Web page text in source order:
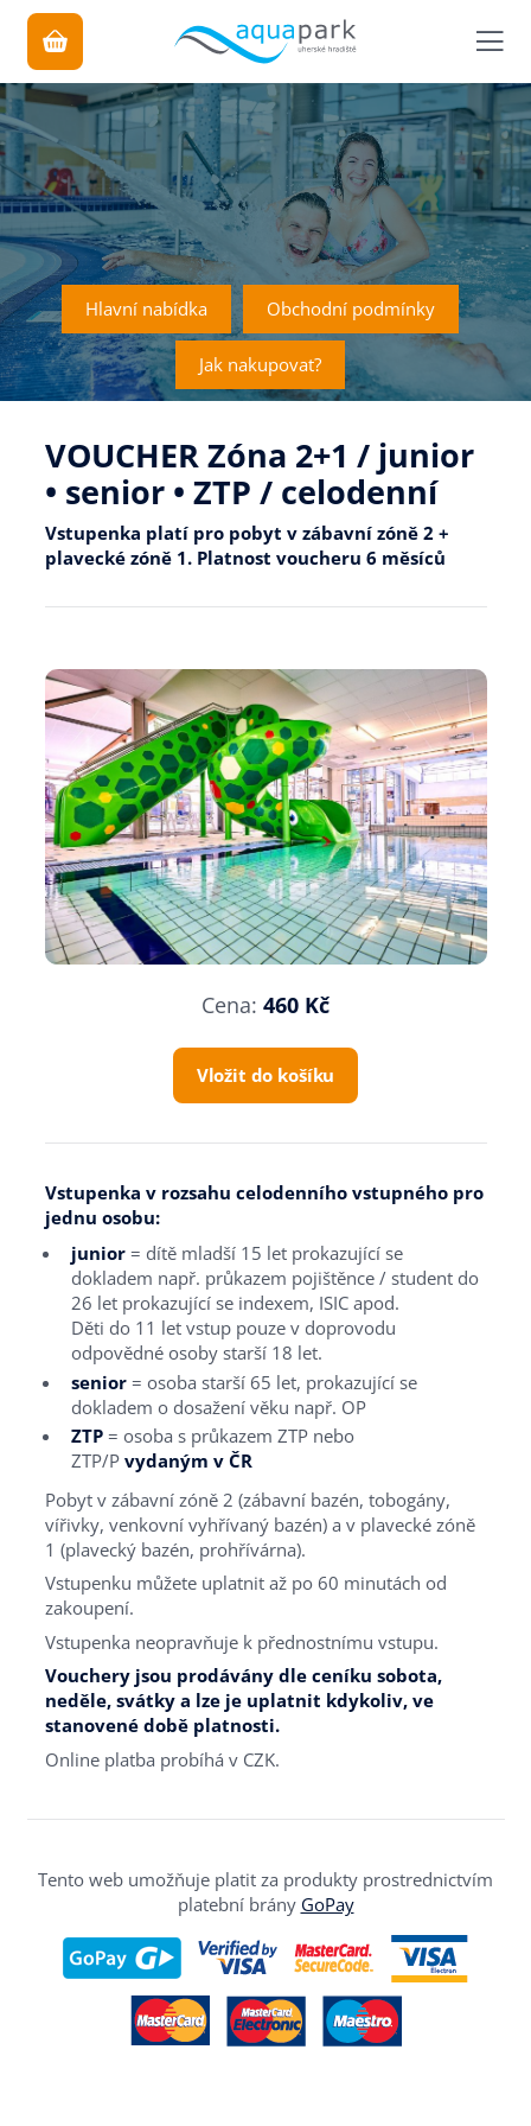
Úvod
Areál
Před návštěvou
Programy
Abonentní program
Hlavní nabídka Obchodní podmínky
Jak nakupovat?
VOUCHER Zóna 2+1 / junior
• senior • ZTP / celodenní
Vstupenka platí pro pobyt v zábavní zóně 2 +
plavecké zóně 1. Platnost voucheru 6 měsíců
Cena: 460 Kč
Vložit do košíku
Vstupenka v rozsahu celodenního vstupného pro
jednu osobu:
junior = dítě mladší 15 let prokazující se
dokladem např. průkazem pojištěnce / student do
26 let prokazující se indexem, ISIC apod.
Děti do 11 let vstup pouze v doprovodu
odpovědné osoby starší 18 let.
senior = osoba starší 65 let, prokazující se
dokladem o dosažení věku např. OP
ZTP = osoba s průkazem ZTP nebo
ZTP/P vydaným v ČR
Pobyt v zábavní zóně 2 (zábavní bazén, tobogány,
vířivky, venkovní vyhřívaný bazén) a v plavecké zóně
1 (plavecký bazén, prohřívárna).
Vstupenku můžete uplatnit až po 60 minutách od
zakoupení.
Vstupenka neopravňuje k přednostnímu vstupu.
Vouchery jsou prodávány dle ceníku sobota,
neděle, svátky a lze je uplatnit kdykoliv, ve
stanovené době platnosti.
Online platba probíhá v CZK.
Tento web umožňuje platit za produkty prostrednictvím
platební brány GoPay